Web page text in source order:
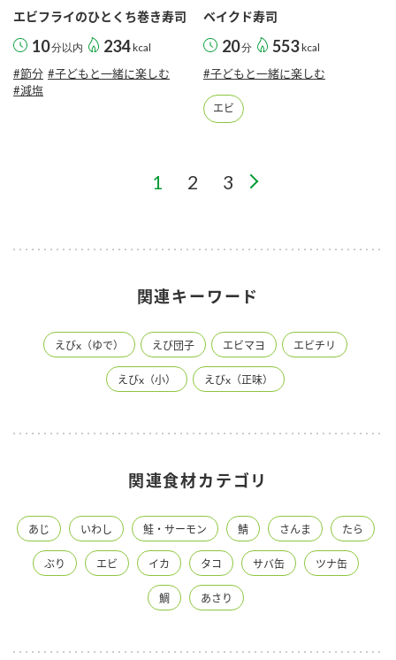
エビフライのひとくち巻き寿司
10分以内 234 kcal
#節分 #子どもと一緒に楽しむ
#減塩
ベイクド寿司
20分 553 kcal
#子どもと一緒に楽しむ
エビ
1 2 3
関連キーワード
えびx（ゆで） えび団子 エビマヨ エビチリ
えびx（小） えびx（正味）
関連食材カテゴリ
あじ いわし 鮭・サーモン 鯖 さんま たら
ぶり エビ イカ タコ サバ缶 ツナ缶
鯛 あさり